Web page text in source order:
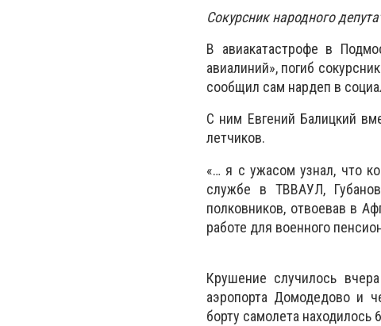
Сокурсник народного
В авиакатастрофе в
авиалиний», погиб
сообщил сам нардеп в
С ним Евгений Балицкий
летчиков.
«… я с ужасом узнал, что
службе в ТВВАУЛ,
полковников, отвоевав в
работе для военного
Крушение случилось
аэропорта Домодедово и
борту самолета